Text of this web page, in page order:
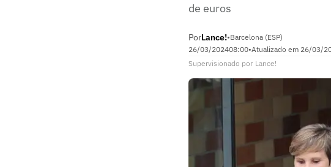
de euros
PorLance!•Barcelona (ESP)
26/03/202408:00•Atualizado em 26/03/
Supervisionado por Lance!